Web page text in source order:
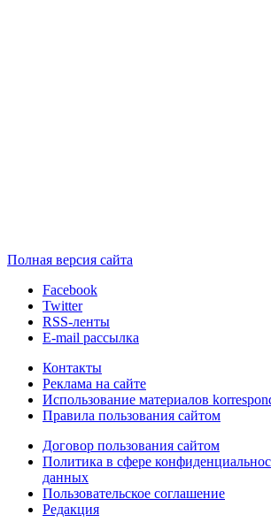
Полная версия сайта
Facebook
Twitter
RSS-ленты
E-mail рассылка
Контакты
Реклама на сайте
Использование материалов
Правила пользования сайтом
Договор пользования сайтом
Политика в сфере
данных
Пользовательское соглашение
Редакция